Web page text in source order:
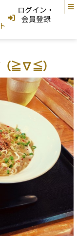
宜野座村 恩納村
金武町
村 宜野湾市
中城村
豊見城市 南城市
ば
ゆし豆腐そば
ログイン・
会員登録
（≧∇≦）